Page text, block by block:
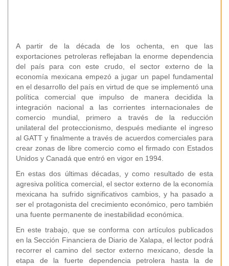
A partir de la década de los ochenta, en que las
exportaciones petroleras reflejaban la enorme dependencia
del país para con este crudo, el sector externo de la
economía mexicana empezó a jugar un papel fundamental
en el desarrollo del país en virtud de que se implementó una
política comercial que impulso de manera decidida la
integración nacional a las corrientes internacionales de
comercio mundial, primero a través de la reducción
unilateral del proteccionismo, después mediante el ingreso
al GATT y finalmente a través de acuerdos comerciales para
crear zonas de libre comercio como el firmado con Estados
Unidos y Canadá que entró en vigor en 1994.
En estas dos últimas décadas, y como resultado de esta
agresiva política comercial, el sector externo de la economía
mexicana ha sufrido significativos cambios, y ha pasado a
ser el protagonista del crecimiento económico, pero también
una fuente permanente de inestabilidad económica.
En este trabajo, que se conforma con artículos publicados
en la Sección Financiera de Diario de Xalapa, el lector podrá
recorrer el camino del sector externo mexicano, desde la
etapa de la fuerte dependencia petrolera hasta la de